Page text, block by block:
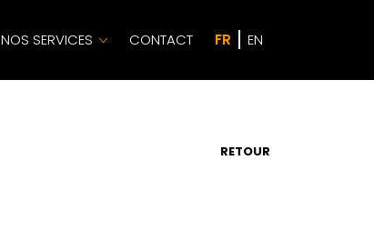
NOS SERVICES CONTACT FR EN
RETOUR